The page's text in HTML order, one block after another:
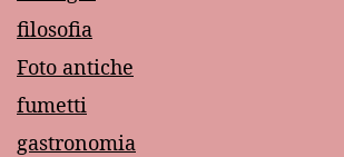
filosofia
Foto antiche
fumetti
gastronomia